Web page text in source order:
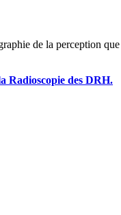
de la perception
Radioscopie des DRH.